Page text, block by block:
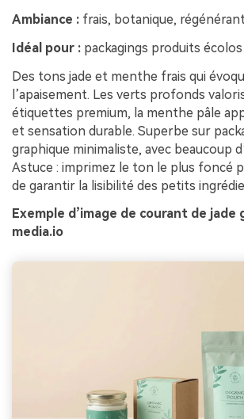
Ambiance : frais, botanique,
Idéal pour : packagings produits écolos
Des tons jade et menthe frais qui
l’apaisement. Les verts profonds
étiquettes premium, la menthe pâle
et sensation durable. Superbe sur
graphique minimaliste, avec beaucoup
Astuce : imprimez le ton le plus foncé
de garantir la lisibilité des petits
Exemple d’image de courant de jade
media.io